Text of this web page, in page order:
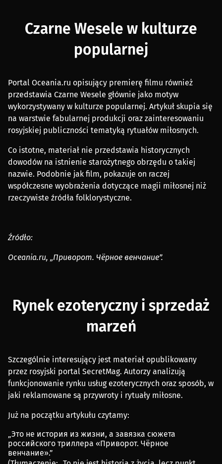
Czarne Wesele w kulturze
popularnej
Portal Oceania.ru opisujący premierę filmu również
przedstawia Czarne Wesele głównie jako motyw
wykorzystywany w kulturze popularnej. Artykuł skupia się
na warstwie fabularnej produkcji oraz zainteresowaniu
rosyjskiej publiczności tematyką rytuałów miłosnych.
Co istotne, materiał nie przedstawia historycznych
dowodów na istnienie starożytnego obrzędu o takiej
nazwie. Podobnie jak film, pokazuje on raczej
współczesne wyobrażenia dotyczące magii miłosnej niż
rzeczywiste źródła folklorystyczne.
Źródło:
Oceania.ru, „Приворот. Чёрное венчание”.
Rynek ezoteryczny i sprzedaż
marzeń
Szczególnie interesujący jest materiał opublikowany
przez rosyjski portal SecretMag. Autorzy analizują
funkcjonowanie rynku usług ezoterycznych oraz sposób, w
jaki reklamowane są przywroty i rytuały miłosne.
Już na początku artykułu czytamy:
„Это не история из жизни, а завязка сюжета
российского триллера «Приворот. Чёрное
венчание».”